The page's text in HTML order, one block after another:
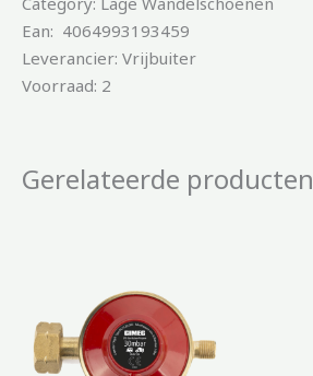
Ean: 4064993193459
Leverancier: Vrijbuiter
Voorraad: 2
Gerelateerde producten